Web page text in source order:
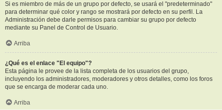
Si es miembro de más de un grupo por defecto, se usará el "predeterminado"
para determinar qué color y rango se mostrará por defecto en su perfil. La
Administración debe darle permisos para cambiar su grupo por defecto
mediante su Panel de Control de Usuario.
Arriba
¿Qué es el enlace "El equipo"?
Esta página le provee de la lista completa de los usuarios del grupo,
incluyendo los administradores, moderadores y otros detalles, como los foros
que se encarga de moderar cada uno.
Arriba